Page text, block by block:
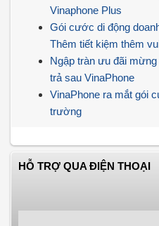
Vinaphone Plus
Gói cước di động
Thêm tiết kiệm thêm
Ngập tràn ưu đãi
trả sau VinaPhone
VinaPhone ra mắt gói
trường
HỖ TRỢ QUA ĐIỆN THOẠI